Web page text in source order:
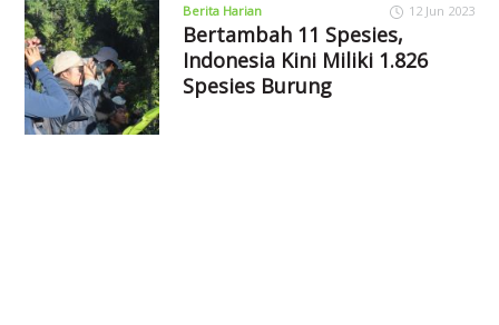
Berita Harian 12 Jun 2023
Bertambah 11 Spesies,
Indonesia Kini Miliki 1.826
Spesies Burung